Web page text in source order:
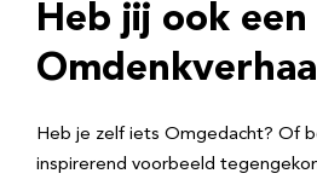
r
e
Heb jij ook een
Heb je zelf iets Omgedacht? Of
inspirerend voorbeeld